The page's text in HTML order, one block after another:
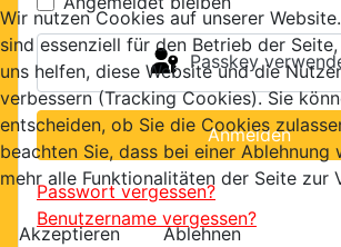
Passkey
Anmelden
Passwort vergessen?
Benutzername vergessen?
Wir nutzen Cookies auf unserer
sind essenziell für den Betrieb der
uns helfen, diese Website und die
verbessern (Tracking Cookies). Sie
entscheiden, ob Sie die Cookies
beachten Sie, dass bei einer Ablehnung
mehr alle Funktionalitäten der Seite zur
Akzeptieren Ablehnen